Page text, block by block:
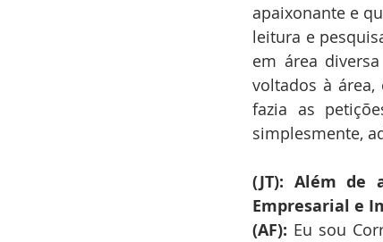
apaixonante e
leitura e
em área
voltados à
fazia as
simplesmente,
(JT): Além de
Empresarial e
(AF): Eu sou